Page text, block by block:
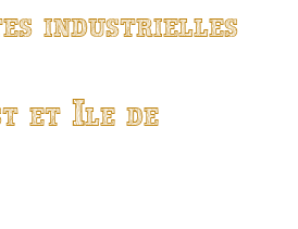
industrielles
et Ile de